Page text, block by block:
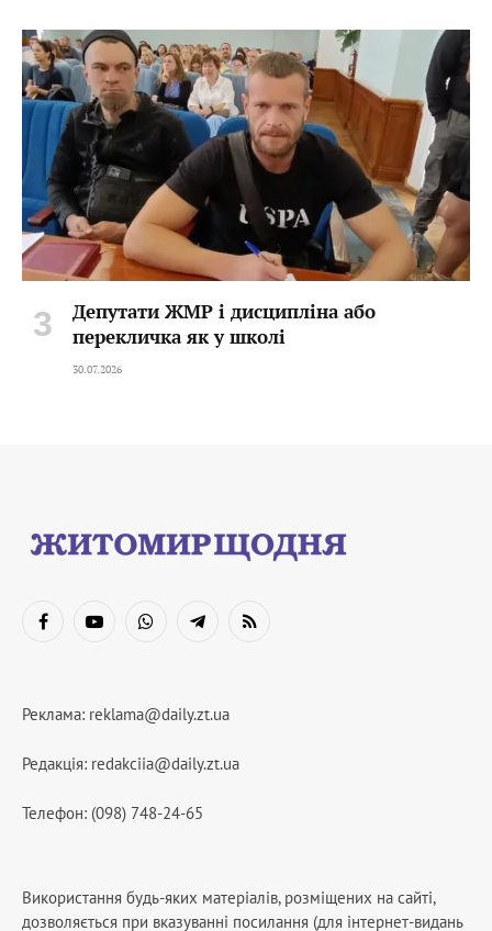
Депутати ЖМР і дисципліна або
перекличка як у школі
30.07.2026
FacebookYouTubeWhatsAppTelegramRSS
Реклама: reklama@daily.zt.ua
Редакція: redakciia@daily.zt.ua
Телефон: (098) 748-24-65
Використання будь-яких матеріалів, розміщених на сайті,
дозволяється при вказуванні посилання (для інтернет-видань